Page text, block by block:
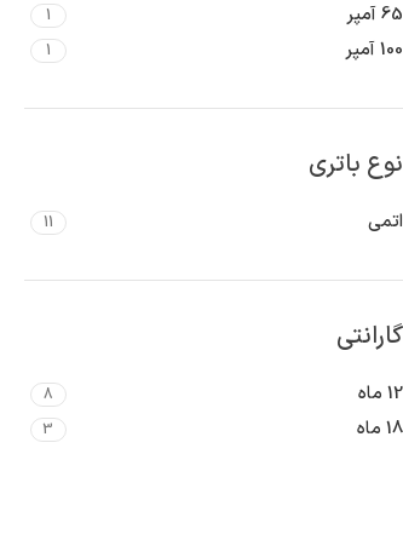
65 آمپر 1
100 آمپر 1
نوع باتری
اتمی 11
گارانتی
12 ماه 8
18 ماه 3